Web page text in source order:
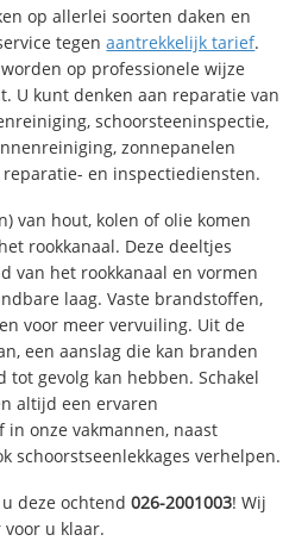
op allerlei soorten daken en
tegenaantrekkelijk tarief.
op professionele wijze
U kunt denken aan reparatie van
schoorsteeninspectie,
zonnepanelen
en inspectiediensten.
van hout, kolen of olie komen
rookkanaal. Deze deeltjes
van het rookkanaal en vormen
laag. Vaste brandstoffen,
voor meer vervuiling. Uit de
een aanslag die kan branden
tot gevolg kan hebben. Schakel
altijd een ervaren
onze vakmannen, naast
schoorstseenlekkages verhelpen.
deze ochtend026-2001003! Wij
u klaar.